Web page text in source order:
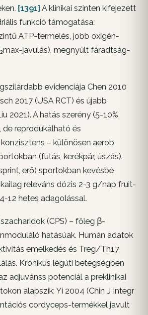
[1391] A klinikai szinten kifejezett
funkció támogatása:
ATP-termelés, jobb oxigén-
javulás), megnyúlt fáradtság-
evidenciája Chen 2010
2017 (USA RCT) és újabb
2021). A hatás szerény (5-10%
de reprodukálható és
– különösen aerob
(futás, kerékpár, úszás).
erő) sportokban kevésbé
releváns dózis 2-3 g/nap fruit-
12 hetes adagolással.
(CPS) – főleg β-
hatásúak. Humán adatok
emelkedés és Treg/Th17
Krónikus légúti betegségben
adjuvánss potenciál a preklinikai
alapszik; Yi 2004 (Chin J Integr
cordyceps-termékkel javult